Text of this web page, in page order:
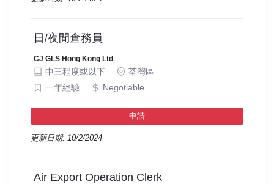
日/夜間倉務員
CJ GLS Hong Kong Ltd
中三程度或以下
荃灣區
一年經驗
Negotiable
申請
更新日期: 10/2/2024
Air Export Operation Clerk